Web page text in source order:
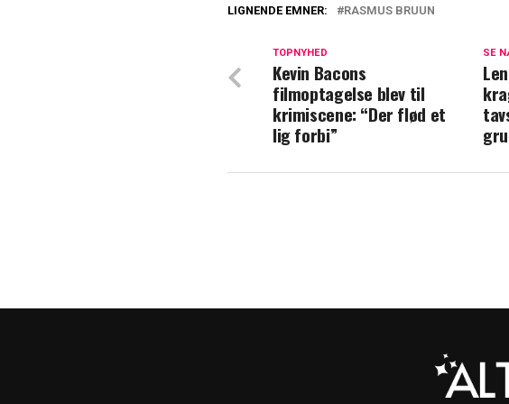
15.900 kr. om måneden – Sådan
Chikanesagen fortsætter: Sisse
overtrædelser
LIGNENDE EMNER: RASMUS BRUUN
SE
TOPNYHED
Kevin Bacons
filmoptagelse blev til
krimiscene: “Der flød et
lig forbi”